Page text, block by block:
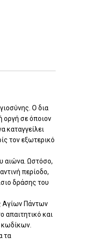
Ο δια
οργή σε όποιον
καταγγείλει
τον εξωτερικό
αιώνα. Ωστόσο,
περίοδο,
δράσης του
Αγίων Πάντων
απαιτητικό και
τα